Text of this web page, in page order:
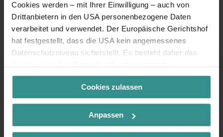
Cookies werden – mit Ihrer Einwilligung – auch von
Drittanbietern in den USA personenbezogene Daten
verarbeitet und verwendet. Der Europäische Gerichtshof
hat festgestellt, dass die USA kein angemessenes
Datenschutzniveau sicherstellt. Es besteht daher das
Anordnungen gegenüber den Drittanbietern (z.B. Google,
Meta) dem Zugriff durch US-Behörden zu Kontroll- und
Überwachungszwecken unterliegen und dagegen keine
wirksamen Rechtsbehelfe zur Verfügung stehen. Mit
Ihrem Klick auf „Cookies (inkl. US-Anbietern)
Cookies zulassen
Anpassen
TOP Veranstaltungen
ansehen
Kontakt & Service
+43 4246 37444